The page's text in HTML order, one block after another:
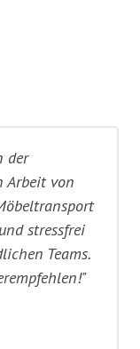
der
Arbeit von
stressfrei
Teams.